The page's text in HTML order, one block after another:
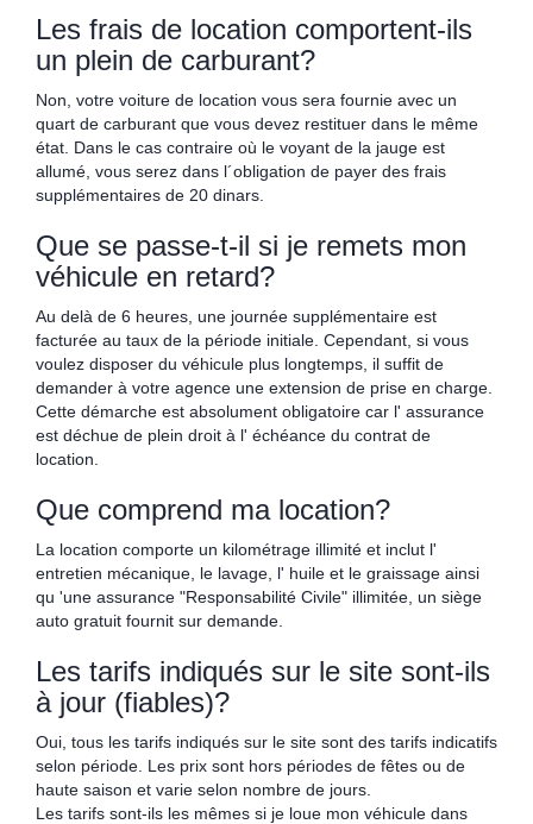
Les frais de location comportent-ils
un plein de carburant?
Non, votre voiture de location vous sera fournie avec un
quart de carburant que vous devez restituer dans le même
état. Dans le cas contraire où le voyant de la jauge est
allumé, vous serez dans l´obligation de payer des frais
supplémentaires de 20 dinars.
Que se passe-t-il si je remets mon
véhicule en retard?
Au delà de 6 heures, une journée supplémentaire est
facturée au taux de la période initiale. Cependant, si vous
voulez disposer du véhicule plus longtemps, il suffit de
demander à votre agence une extension de prise en charge.
Cette démarche est absolument obligatoire car l' assurance
est déchue de plein droit à l' échéance du contrat de
location.
Que comprend ma location?
La location comporte un kilométrage illimité et inclut l'
entretien mécanique, le lavage, l' huile et le graissage ainsi
qu 'une assurance "Responsabilité Civile" illimitée, un siège
auto gratuit fournit sur demande.
Les tarifs indiqués sur le site sont-ils
à jour (fiables)?
Oui, tous les tarifs indiqués sur le site sont des tarifs indicatifs
selon période. Les prix sont hors périodes de fêtes ou de
haute saison et varie selon nombre de jours.
Les tarifs sont-ils les mêmes si je loue mon véhicule dans